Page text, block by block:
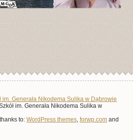
im. Generała Nikodema Sulika w Dąbrowie
im. Generała Nikodema Sulika w
to: WordPress themes, forwp.comand